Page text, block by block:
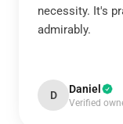
necessity. It's
admirably.
D Daniel
Verified